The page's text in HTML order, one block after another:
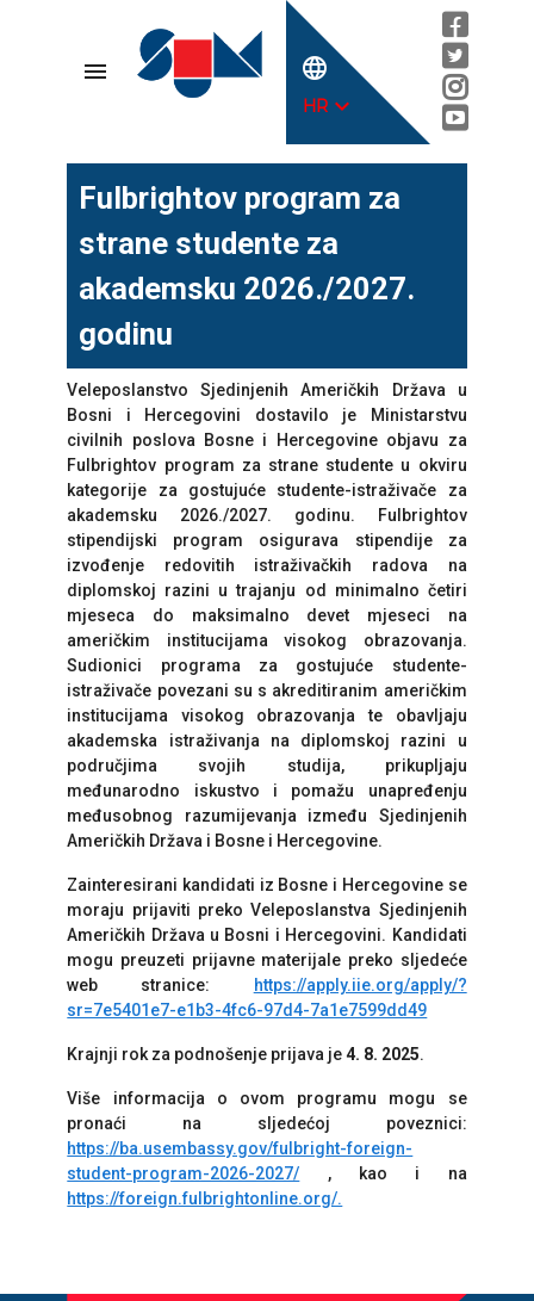
menu language
HRexpand_more
Fulbrightov program za
strane studente za
akademsku 2026./2027.
godinu
Veleposlanstvo Sjedinjenih Američkih Država u
Bosni i Hercegovini dostavilo je Ministarstvu
civilnih poslova Bosne i Hercegovine objavu za
Fulbrightov program za strane studente u okviru
kategorije za gostujuće studente-istraživače za
akademsku 2026./2027. godinu. Fulbrightov
stipendijski program osigurava stipendije za
izvođenje redovitih istraživačkih radova na
diplomskoj razini u trajanju od minimalno četiri
mjeseca do maksimalno devet mjeseci na
američkim institucijama visokog obrazovanja.
Sudionici programa za gostujuće studente-
istraživače povezani su s akreditiranim američkim
institucijama visokog obrazovanja te obavljaju
akademska istraživanja na diplomskoj razini u
područjima svojih studija, prikupljaju
međunarodno iskustvo i pomažu unapređenju
međusobnog razumijevanja između Sjedinjenih
Američkih Država i Bosne i Hercegovine.
Zainteresirani kandidati iz Bosne i Hercegovine se
moraju prijaviti preko Veleposlanstva Sjedinjenih
Američkih Država u Bosni i Hercegovini. Kandidati
mogu preuzeti prijavne materijale preko sljedeće
web stranice:
https://apply.iie.org/apply/?
sr=7e5401e7-e1b3-4fc6-97d4-7a1e7599dd49
Krajnji rok za podnošenje prijava je4. 8. 2025.
Više informacija o ovom programu mogu se
pronaći na sljedećoj poveznici:
https://ba.usembassy.gov/fulbright-foreign-
student-program-2026-2027/ , kao i na
https://foreign.fulbrightonline.org/.